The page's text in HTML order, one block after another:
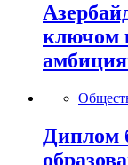
ключом
Диплом